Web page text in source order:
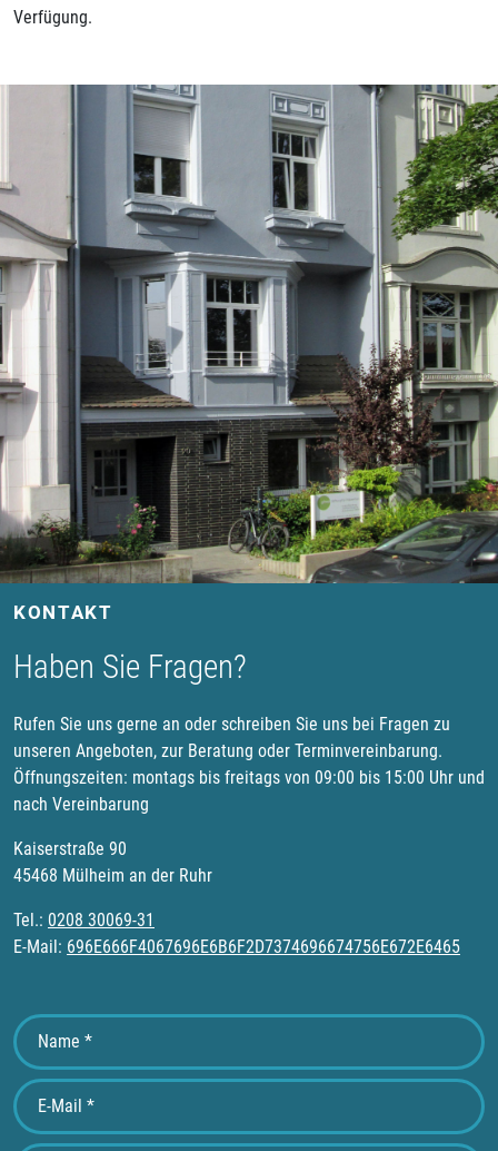
Verfügung.
KONTAKT
Haben Sie Fragen?
Rufen Sie uns gerne an oder schreiben Sie uns bei Fragen zu
unseren Angeboten, zur Beratung oder Terminvereinbarung.
Öffnungszeiten: montags bis freitags von 09:00 bis 15:00 Uhr und
nach Vereinbarung
Kaiserstraße 90
45468 Mülheim an der Ruhr
Tel.: 0208 30069-31
E-Mail: 696E666F4067696E6B6F2D7374696674756E672E6465